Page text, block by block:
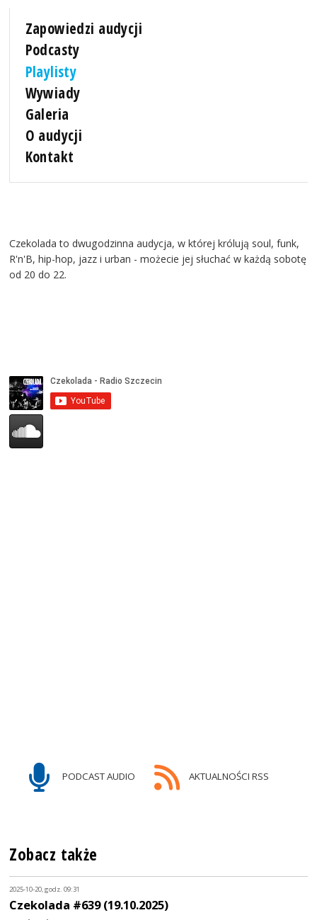
Zapowiedzi audycji
Podcasty
Playlisty
Wywiady
Galeria
O audycji
Kontakt
Czekolada to dwugodzinna audycja, w której królują soul, funk,
R'n'B, hip-hop, jazz i urban - możecie jej słuchać w każdą sobotę
od 20 do 22.
PODCAST AUDIO AKTUALNOŚCI RSS
Zobacz także
2025-10-20, godz. 09:31
Czekolada #639 (19.10.2025)